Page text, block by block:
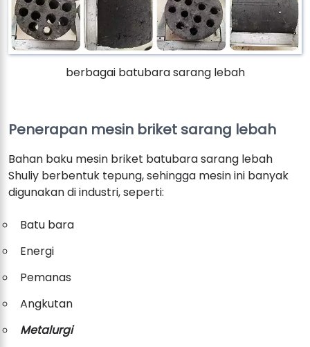
berbagai batubara sarang lebah
Penerapan mesin briket sarang lebah
Bahan baku mesin briket batubara sarang lebah
Shuliy berbentuk tepung, sehingga mesin ini banyak
digunakan di industri, seperti:
Batu bara
Energi
Pemanas
Angkutan
Metalurgi